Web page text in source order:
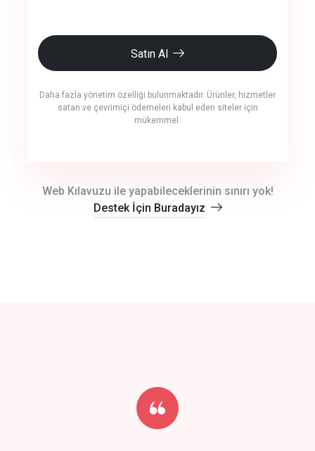
Satın Al
Daha fazla yönetim özelliği bulunmaktadır. Ürünler, hizmetler
satan ve çevrimiçi ödemeleri kabul eden siteler için
mükemmel.
Start by trying our service for 30 days free trial no credit card
required.
Web Kılavuzu ile yapabileceklerinin sınırı yok!
Destek İçin Buradayız